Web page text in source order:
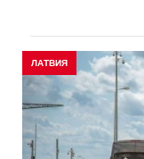
ЛАТВИЯ